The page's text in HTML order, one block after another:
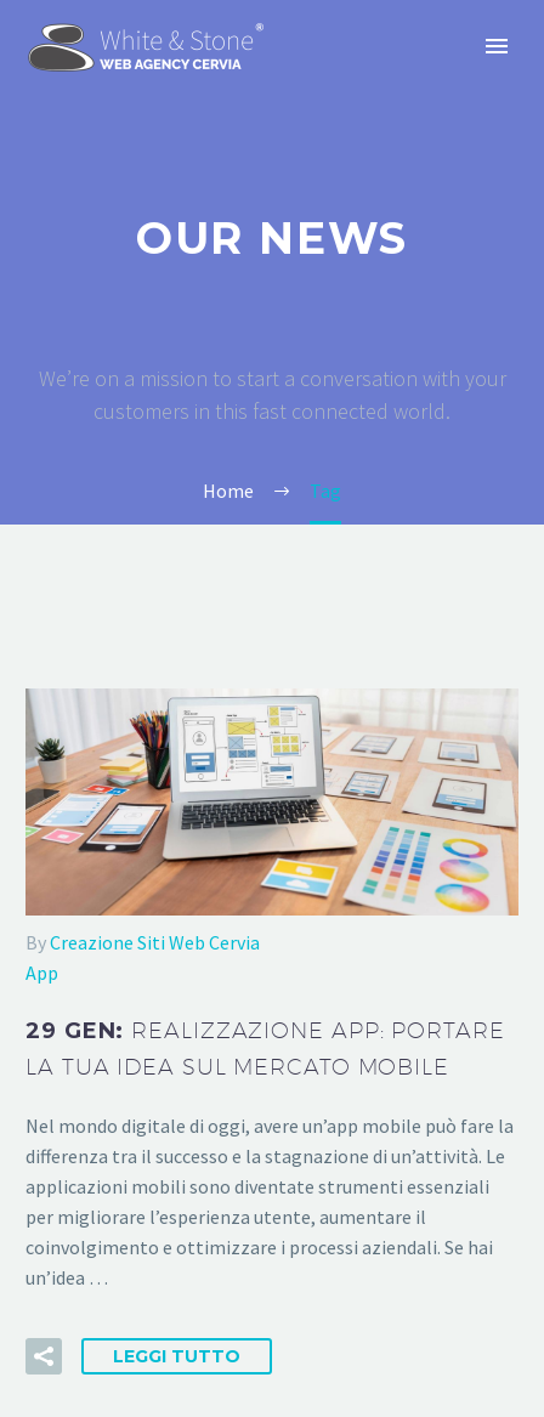
OUR NEWS
We’re on a mission to start a conversation with your
customers in this fast connected world.
Home Tag
ByCreazione Siti Web Cervia
App
29 GEN: REALIZZAZIONE APP: PORTARE
LA TUA IDEA SUL MERCATO MOBILE
Nel mondo digitale di oggi, avere un’app mobile può fare la
differenza tra il successo e la stagnazione di un’attività. Le
applicazioni mobili sono diventate strumenti essenziali
per migliorare l’esperienza utente, aumentare il
coinvolgimento e ottimizzare i processi aziendali. Se hai
un’idea …
LEGGI TUTTO